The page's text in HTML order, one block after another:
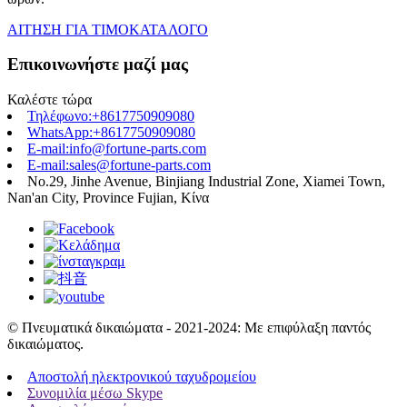
ΑΙΤΗΣΗ ΓΙΑ ΤΙΜΟΚΑΤΑΛΟΓΟ
Επικοινωνήστε μαζί μας
Καλέστε τώρα
Τηλέφωνο:+8617750909080
WhatsApp:+8617750909080
E-mail:info@fortune-parts.com
E-mail:sales@fortune-parts.com
No.29, Jinhe Avenue, Binjiang Industrial Zone, Xiamei Town,
Nan'an City, Province Fujian, Κίνα
© Πνευματικά δικαιώματα - 2021-2024: Με επιφύλαξη παντός
δικαιώματος.
Αποστολή ηλεκτρονικού ταχυδρομείου
Συνομιλία μέσω Skype